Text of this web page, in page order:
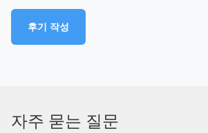
후기 작성
자주 묻는 질문